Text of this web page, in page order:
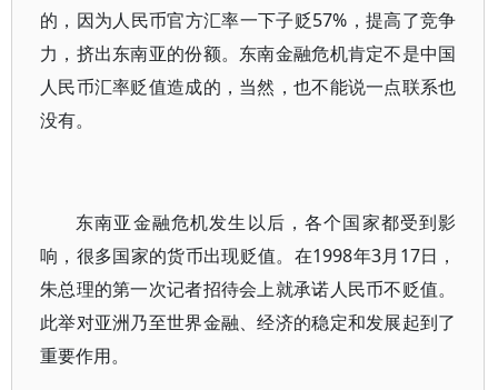
的，因为人民币官方汇率一下子贬57%，提高了竞争
力，挤出东南亚的份额。东南金融危机肯定不是中国
人民币汇率贬值造成的，当然，也不能说一点联系也
没有。
东南亚金融危机发生以后，各个国家都受到影
响，很多国家的货币出现贬值。在1998年3月17日，
朱总理的第一次记者招待会上就承诺人民币不贬值。
此举对亚洲乃至世界金融、经济的稳定和发展起到了
重要作用。